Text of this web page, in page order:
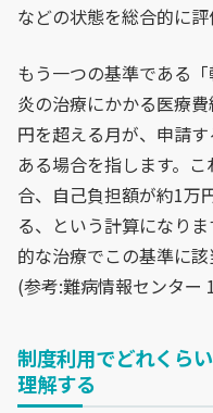
などの状態を総合的に評
もう一つの基準である
炎の治療にかかる医療
円を超える月が、申請
ある場合を指します。
合、自己負担額が約1万
る、という計算になり
的な治療でこの基準に
(参考:難病情報センター
制度利用でどれくら
理解する